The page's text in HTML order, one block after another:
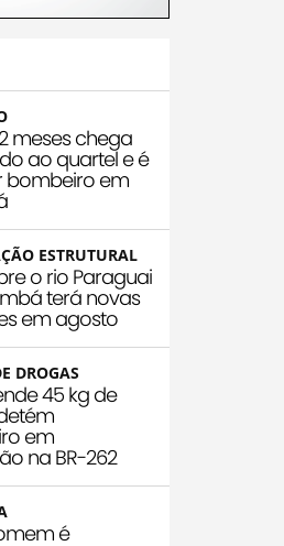
meses chega
ao quartel e é
bombeiro em
ESTRUTURAL
o rio Paraguai
terá novas
em agosto
DROGAS
45 kg de
em
na BR-262
é